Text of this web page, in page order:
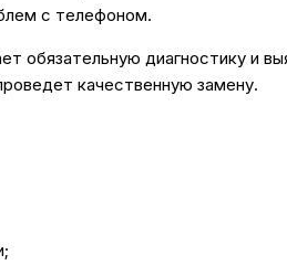
с телефоном.
обязательную диагностику и
качественную замену.